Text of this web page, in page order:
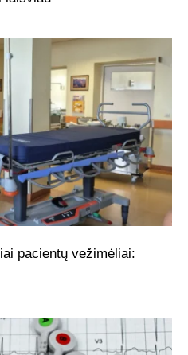
pacientų vežimėliai: